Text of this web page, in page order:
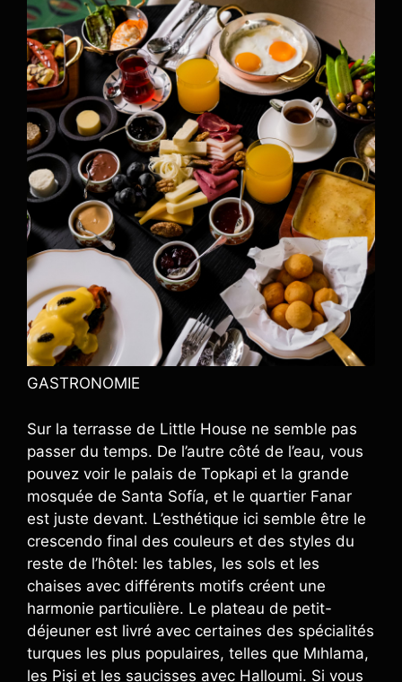
GASTRONOMIE
Sur la terrasse de Little House ne semble pas
passer du temps. De l’autre côté de l’eau, vous
pouvez voir le palais de Topkapi et la grande
mosquée de Santa Sofía, et le quartier Fanar
est juste devant. L’esthétique ici semble être le
crescendo final des couleurs et des styles du
reste de l’hôtel: les tables, les sols et les
chaises avec différents motifs créent une
harmonie particulière. Le plateau de petit-
déjeuner est livré avec certaines des spécialités
turques les plus populaires, telles que Mıhlama,
les Pişi et les saucisses avec Halloumi. Si vous